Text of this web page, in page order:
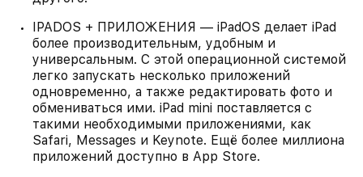
IPADOS + ПРИЛОЖЕНИЯ — iPadOS делает iPad
более производительным, удобным и
универсальным. С этой операционной системой
легко запускать несколько приложений
одновременно, а также редактировать фото и
обмениваться ими. iPad mini поставляется с
такими необходимыми приложениями, как
Safari, Messages и Keynote. Ещё более миллиона
приложений доступно в App Store.